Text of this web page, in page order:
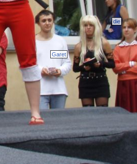
die
Garet